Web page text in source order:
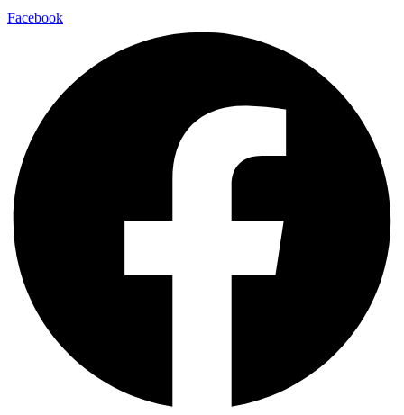
Facebook